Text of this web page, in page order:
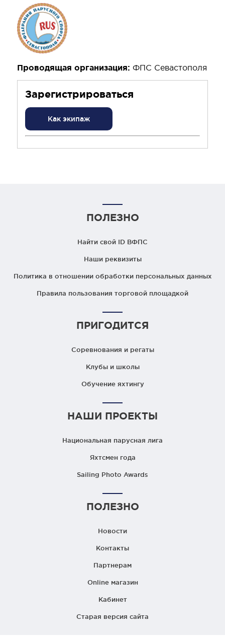
Проводящая организация: ФПС Севастополя
Зарегистрироваться
Как экипаж
ПОЛЕЗНО
Найти свой ID ВФПС
Наши реквизиты
Политика в отношении обработки персональных данных
Правила пользования торговой площадкой
ПРИГОДИТСЯ
Соревнования и регаты
Клубы и школы
Обучение яхтингу
НАШИ ПРОЕКТЫ
Национальная парусная лига
Яхтсмен года
Sailing Photo Awards
ПОЛЕЗНО
Новости
Контакты
Партнерам
Online магазин
Кабинет
Старая версия сайта